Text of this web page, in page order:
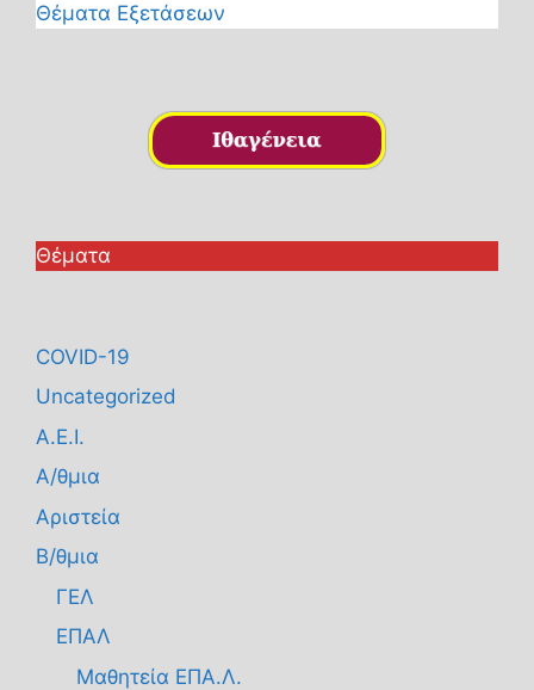
Θέματα Εξετάσεων
Θέματα
COVID-19
Uncategorized
Α.Ε.Ι.
Α/θμια
Αριστεία
Β/θμια
ΓΕΛ
ΕΠΑΛ
Μαθητεία ΕΠΑ.Λ.